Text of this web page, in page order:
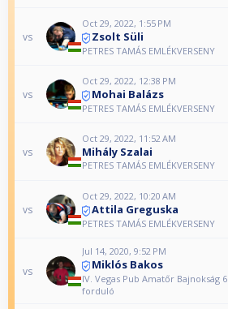
vs
Oct 29, 2022, 1:55 PM
Zsolt Süli
PETRES TAMÁS EMLÉKVERSENY
vs
Oct 29, 2022, 12:38 PM
Mohai Balázs
PETRES TAMÁS EMLÉKVERSENY
vs
Oct 29, 2022, 11:52 AM
Mihály Szalai
PETRES TAMÁS EMLÉKVERSENY
vs
Oct 29, 2022, 10:20 AM
Attila Greguska
PETRES TAMÁS EMLÉKVERSENY
vs
Jul 14, 2020, 9:52 PM
Miklós Bakos
IV. Vegas Pub Amatőr Bajnokság 6.
forduló